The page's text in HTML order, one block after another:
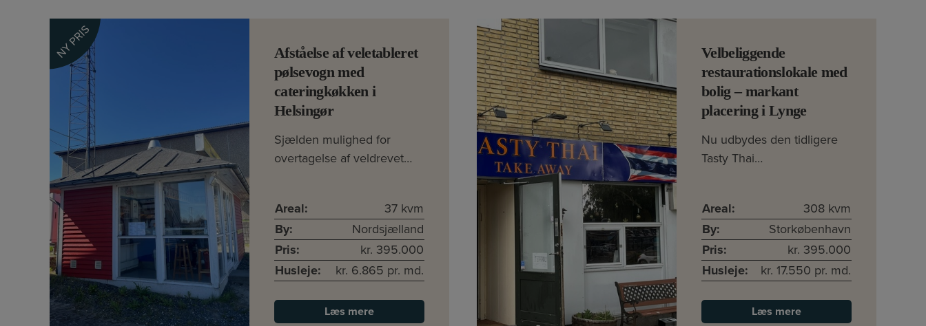
NY PRIS
Afståelse af veletableret
pølsevogn med
cateringkøkken i
Helsingør
Sjælden mulighed for
overtagelse af veldrevet…
Areal:
37 kvm
By:
Nordsjælland
Pris:
kr. 395.000
Husleje:
kr. 6.865 pr. md.
Læs mere
Velbeliggende
restaurationslokale med
bolig – markant
placering i Lynge
Nu udbydes den tidligere
Tasty Thai…
Areal:
308 kvm
By:
Storkøbenhavn
Pris:
kr. 395.000
Husleje:
kr. 17.550 pr. md.
Læs mere